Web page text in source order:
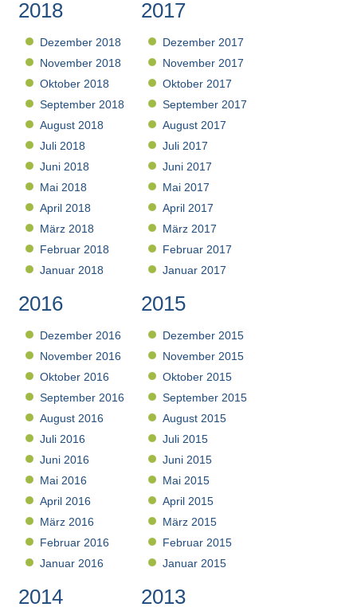
2018
Dezember 2018
November 2018
Oktober 2018
September 2018
August 2018
Juli 2018
Juni 2018
Mai 2018
April 2018
März 2018
Februar 2018
Januar 2018
2017
Dezember 2017
November 2017
Oktober 2017
September 2017
August 2017
Juli 2017
Juni 2017
Mai 2017
April 2017
März 2017
Februar 2017
Januar 2017
2016
Dezember 2016
November 2016
Oktober 2016
September 2016
August 2016
Juli 2016
Juni 2016
Mai 2016
April 2016
März 2016
Februar 2016
Januar 2016
2015
Dezember 2015
November 2015
Oktober 2015
September 2015
August 2015
Juli 2015
Juni 2015
Mai 2015
April 2015
März 2015
Februar 2015
Januar 2015
2014 2013